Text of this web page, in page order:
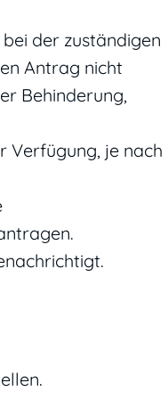
der zuständigen
Antrag nicht
Behinderung,
Verfügung, je nach